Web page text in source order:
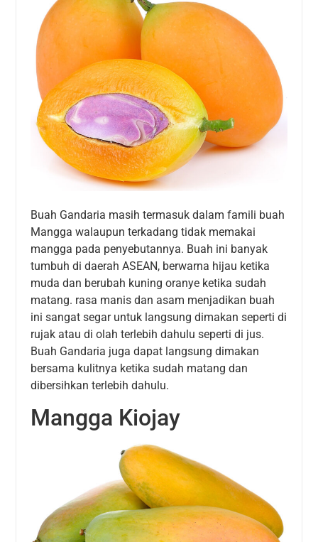
Buah Gandaria masih termasuk dalam famili buah
Mangga walaupun terkadang tidak memakai
mangga pada penyebutannya. Buah ini banyak
tumbuh di daerah ASEAN, berwarna hijau ketika
muda dan berubah kuning oranye ketika sudah
matang. rasa manis dan asam menjadikan buah
ini sangat segar untuk langsung dimakan seperti di
rujak atau di olah terlebih dahulu seperti di jus.
Buah Gandaria juga dapat langsung dimakan
bersama kulitnya ketika sudah matang dan
dibersihkan terlebih dahulu.
Mangga Kiojay